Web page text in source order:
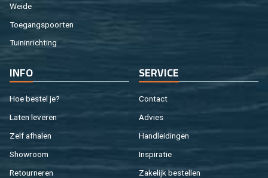
Weide
Toe­gangs­poor­ten
Tuin­in­rich­ting
INFO
Hoe be­stel je?
Laten le­ve­ren
Zelf af­ha­len
Show­room
Re­tour­ne­ren
SER­VI­CE
Con­tact
Ad­vies
Hand­lei­din­gen
In­spi­ra­tie
Za­ke­lijk be­stel­len